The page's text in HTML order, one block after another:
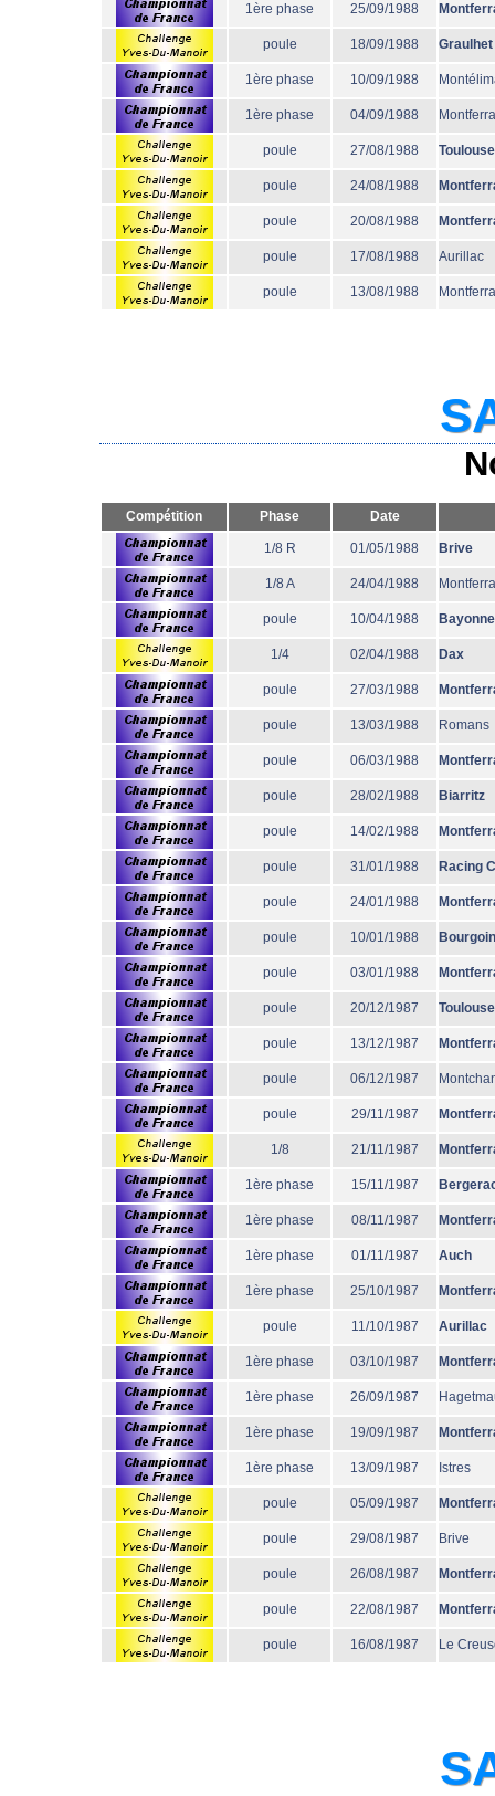
1ère phase 25/09/1988
poule 18/09/1988 Graulhet
1ère phase 10/09/1988
1ère phase 04/09/1988
poule 27/08/1988 Toulouse
poule 24/08/1988
poule 20/08/1988
poule 17/08/1988 Aurillac
poule 13/08/1988
Compétition Phase Date
1/8 R 01/05/1988 Brive
1/8 A 24/04/1988
poule 10/04/1988 Bayonne
1/4 02/04/1988 Dax
poule 27/03/1988
poule 13/03/1988 Romans
poule 06/03/1988
poule 28/02/1988 Biarritz
poule 14/02/1988
poule 31/01/1988 Racing
poule 24/01/1988
poule 10/01/1988 Bourgoin
poule 03/01/1988
poule 20/12/1987 Toulouse
poule 13/12/1987
poule 06/12/1987
poule 29/11/1987
1/8 21/11/1987
1ère phase 15/11/1987
1ère phase 08/11/1987
1ère phase 01/11/1987 Auch
1ère phase 25/10/1987
poule 11/10/1987 Aurillac
1ère phase 03/10/1987
1ère phase 26/09/1987
1ère phase 19/09/1987
1ère phase 13/09/1987 Istres
poule 05/09/1987
poule 29/08/1987 Brive
poule 26/08/1987
poule 22/08/1987
poule 16/08/1987 Le